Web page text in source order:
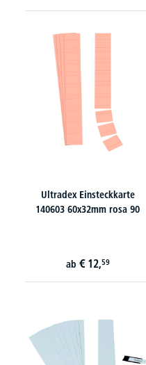
Ultradex Einsteckkarte
140603 60x32mm rosa 90
ab € 12,59